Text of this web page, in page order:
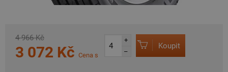
4 966 Kč
3 072 Kč Cena s
+
–
Koupit